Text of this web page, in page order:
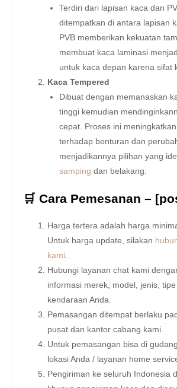
Terdiri dari lapisan kaca dan
ditempatkan di antara lapisan
PVB memberikan kekuatan
membuat kaca laminasi
untuk kaca depan karena sifat
Kaca Tempered
Dibuat dengan memanaskan
tinggi kemudian
cepat. Proses ini
terhadap benturan dan
menjadikannya pilihan yang
samping dan belakang.
🛒 Cara Pemesanan –
Harga tertera adalah harga
Untuk harga update, silakan
kami
Hubungi layanan chat kami
informasi merek, model, jenis,
kendaraan Anda.
Pemasangan ditempat berlaku
pusat dan kantor cabang kami.
Untuk pemasangan bisa di
lokasi Anda / layanan home
Pengiriman ke seluruh Indonesia